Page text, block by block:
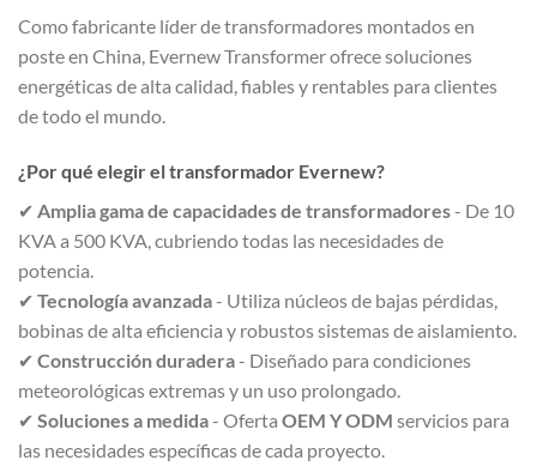
Como fabricante líder de transformadores montados en
poste en China, Evernew Transformer ofrece soluciones
energéticas de alta calidad, fiables y rentables para clientes
de todo el mundo.
¿Por qué elegir el transformador Evernew?
✔ Amplia gama de capacidades de transformadores- De 10
KVA a 500 KVA, cubriendo todas las necesidades de
potencia.
✔ Tecnología avanzada- Utiliza núcleos de bajas pérdidas,
bobinas de alta eficiencia y robustos sistemas de aislamiento.
✔ Construcción duradera- Diseñado para condiciones
meteorológicas extremas y un uso prolongado.
✔ Soluciones a medida- Oferta OEM Y ODM servicios para
las necesidades específicas de cada proyecto.